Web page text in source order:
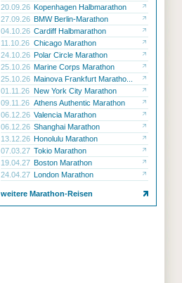
20.09.26 Kopenhagen Halbmarathon
27.09.26 BMW Berlin-Marathon
04.10.26 Cardiff Halbmarathon
11.10.26 Chicago Marathon
24.10.26 Polar Circle Marathon
25.10.26 Marine Corps Marathon
25.10.26 Mainova Frankfurt Maratho...
01.11.26 New York City Marathon
09.11.26 Athens Authentic Marathon
06.12.26 Valencia Marathon
06.12.26 Shanghai Marathon
13.12.26 Honolulu Marathon
07.03.27 Tokio Marathon
19.04.27 Boston Marathon
24.04.27 London Marathon
weitere Marathon-Reisen